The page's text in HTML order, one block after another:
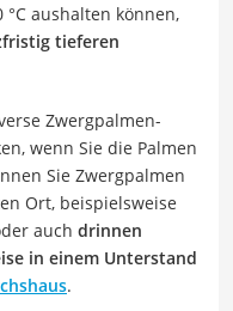
aushalten können,
tieferen
Zwergpalmen-
wenn Sie die Palmen
Sie Zwergpalmen
Ort, beispielsweise
auch drinnen
in einem Unterstand
.